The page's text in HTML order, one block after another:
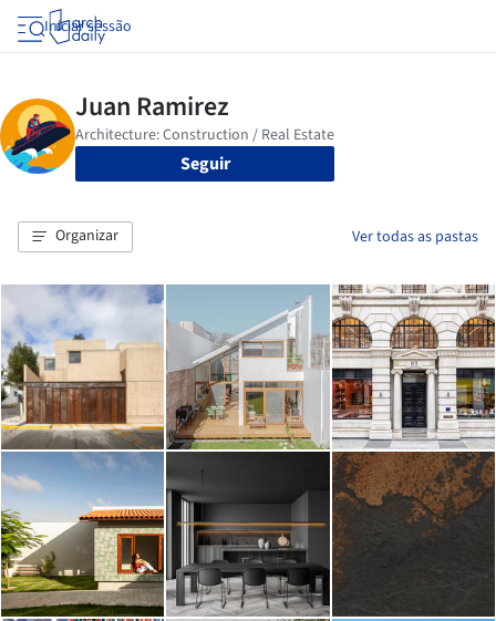
Iniciar sessão
Seguir
Organizar Ver todas as pastas